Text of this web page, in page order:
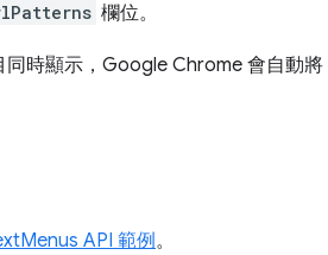
欄位。
時顯示，Google Chrome 會自動將
API 範例。